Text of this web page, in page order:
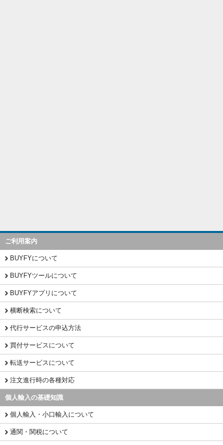
ご利用案内
BUYFYについて
BUYFYツールについて
BUYFYアプリについて
横断検索について
代行サービスの申込方法
買付サービスについて
転送サービスについて
注文進行時の各種対応
個人輸入の基礎知識
個人輸入・小口輸入について
通関・関税について